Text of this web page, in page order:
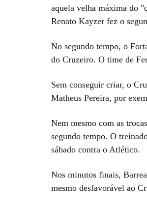
aquela velha máxima do
Renato Kayzer fez o
No segundo tempo, o
do Cruzeiro. O time de
Sem conseguir criar, o
Matheus Pereira, por
Nem mesmo com as
segundo tempo. O
sábado contra o Atlético.
Nos minutos finais,
mesmo desfavorável ao